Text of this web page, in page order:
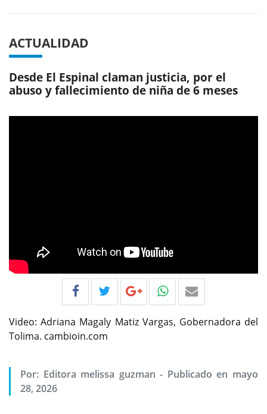
ACTUALIDAD
Desde El Espinal claman justicia, por el
abuso y fallecimiento de niña de 6 meses
Video: Adriana Magaly Matiz Vargas, Gobernadora del
Tolima. cambioin.com
Por: Editora melissa guzman - Publicado en mayo
28, 2026